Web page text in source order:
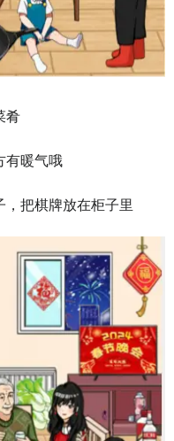
肴
有暖气哦
，把棋牌放在柜子里